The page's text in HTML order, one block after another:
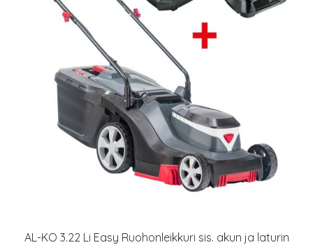
AL-KO 3.22 Li Easy Ruohonleikkuri sis. akun ja laturin